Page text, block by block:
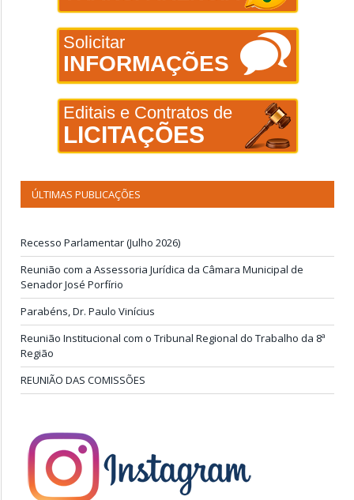
Solicitar
INFORMAÇÕES
Editais e Contratos de
LICITAÇÕES
ÚLTIMAS PUBLICAÇÕES
Recesso Parlamentar (Julho 2026)
Reunião com a Assessoria Jurídica da Câmara Municipal de
Senador José Porfírio
Parabéns, Dr. Paulo Vinícius
Reunião Institucional com o Tribunal Regional do Trabalho da 8ª
Região
REUNIÃO DAS COMISSÕES